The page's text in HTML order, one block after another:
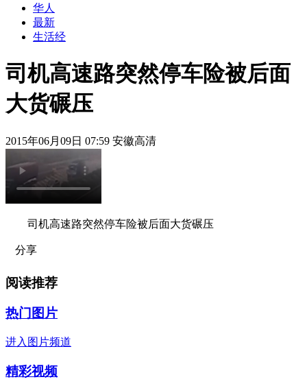
华人
最新
生活经
司机高速路突然停车险被后面
大货碾压
2015年06月09日 07:59 安徽高清
司机高速路突然停车险被后面大货碾压
分享
阅读推荐
热门图片
进入图片频道
精彩视频